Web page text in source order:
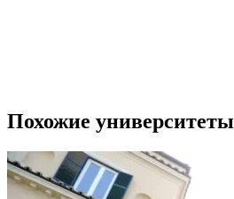
Похожие университеты